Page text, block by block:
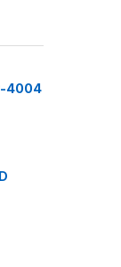
4004